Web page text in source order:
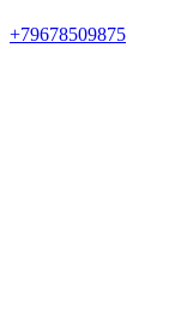
+79678509875